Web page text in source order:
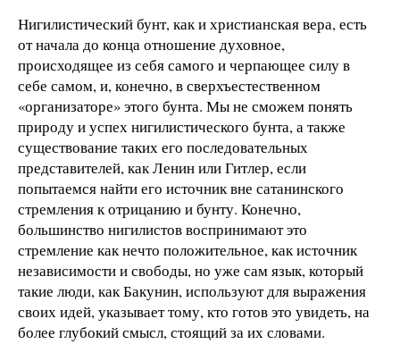
Нигилистический бунт, как и христианская вера, есть
от начала до конца отношение духовное,
происходящее из себя самого и черпающее силу в
себе самом, и, конечно, в сверхъестественном
«организаторе» этого бунта. Мы не сможем понять
природу и успех нигилистического бунта, а также
существование таких его последовательных
представителей, как Ленин или Гитлер, если
попытаемся найти его источник вне сатанинского
стремления к отрицанию и бунту. Конечно,
большинство нигилистов воспринимают это
стремление как нечто положительное, как источник
независимости и свободы, но уже сам язык, который
такие люди, как Бакунин, используют для выражения
своих идей, указывает тому, кто готов это увидеть, на
более глубокий смысл, стоящий за их словами.